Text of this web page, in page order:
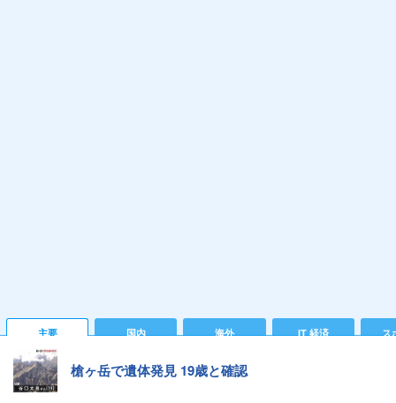
主要 国内 海外 IT 経済 ス
槍ヶ岳で遺体発見 19歳と確認